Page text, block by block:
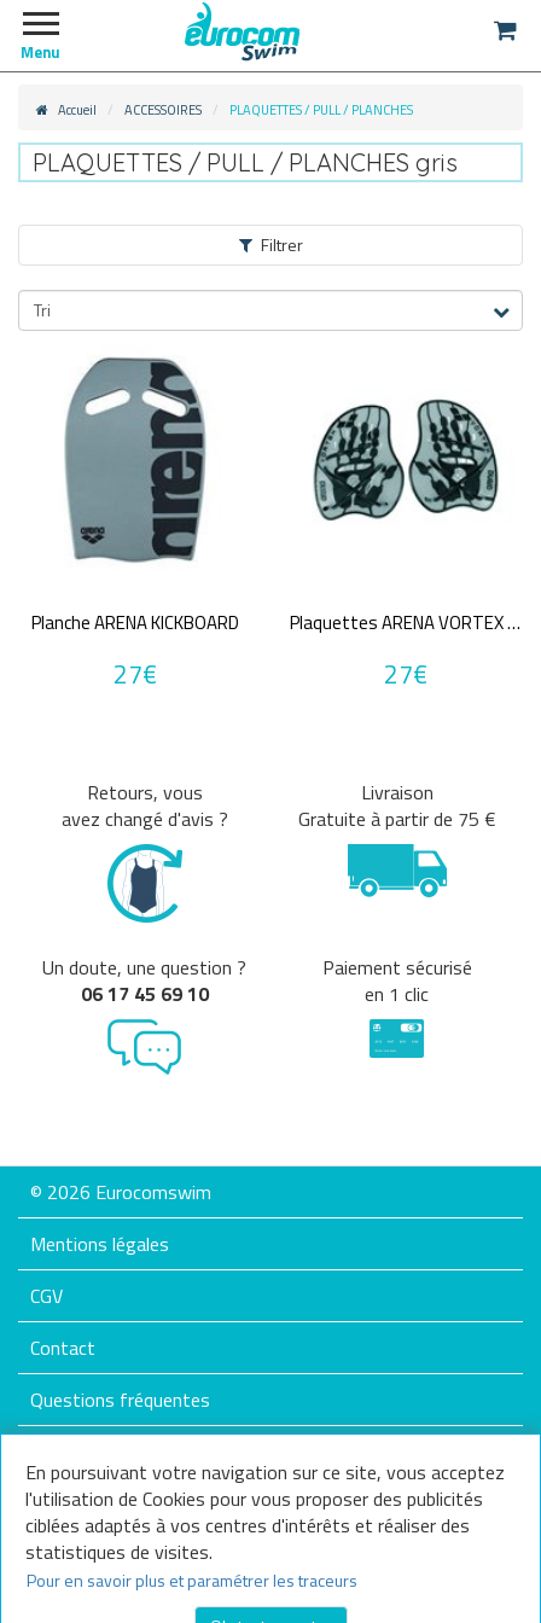
Menu
Accueil ACCESSOIRES PLAQUETTES / PULL / PLANCHES
PLAQUETTES / PULL / PLANCHES gris
Filtrer
ACCESSOIRES
PLAQUETTES / PULL / PLANCHES
PULL(19)
PLAQUETTES(25)
PLANCHES (30)
Tailles disponibles
ans
Une question sur ma taille ?
Jaune
MultiCouleur
Orange
Rouge
Violet
Prix
29€
MALMSTEN
EUROCOMSWIM
MADWAVE
FUNKITA
SPEEDO
FUNKY
Tri
Planche ARENA KICKBOARD
27€
Plaquettes ARENA VORTEX EVOLUTION HAND PADDLE
27€
Retours, vous
avez changé d'avis ?
Livraison
Gratuite à partir de 75 €
Un doute, une question ?
06 17 45 69 10
Paiement sécurisé
en 1 clic
© 2026 Eurocomswim
Mentions légales
CGV
Contact
Questions fréquentes
Nos services
Nous contacter
En poursuivant votre navigation sur ce site, vous acceptez
l'utilisation de Cookies pour vous proposer des publicités
ciblées adaptés à vos centres d'intérêts et réaliser des
statistiques de visites.
Pour en savoir plus et paramétrer les traceurs